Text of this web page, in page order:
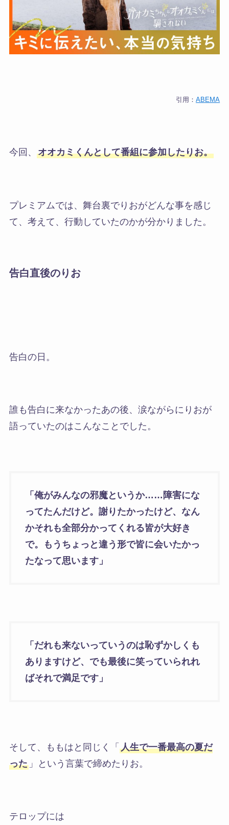
引用：ABEMA
今回、 オオカミくんとして番組に参加したりお。
プレミアムでは、舞台裏でりおがどんな事を感じ
て、考えて、行動していたのかが分かりました。
告白直後のりお
告白の日。
誰も告白に来なかったあの後、 涙ながらにりおが
語っていたのはこんなことでした。
「俺がみんなの邪魔というか……障害にな
ってたんだけど。謝りたかったけど、なん
かそれも全部分かってくれる皆が大好き
で。もうちょっと違う形で皆に会いたかっ
たなって思います」
「だれも来ないっていうのは恥ずかしくも
ありますけど、でも最後に笑っていられれ
ばそれで満足です」
そして、ももはと同じく 「 人生で一番最高の夏だ
った」 という言葉で締めたりお。
テロップには